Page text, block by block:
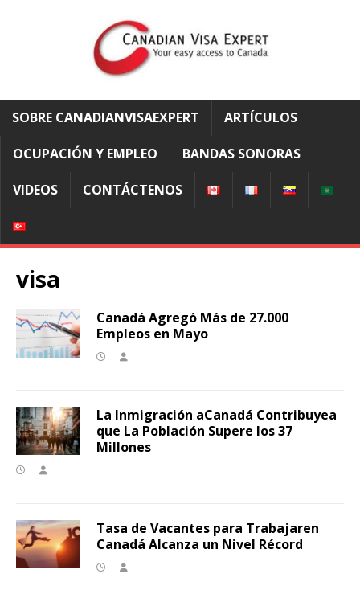
SOBRE CANADIANVISAEXPERT ARTÍCULOS
OCUPACIÓN Y EMPLEO BANDAS SONORAS
VIDEOS CONTÁCTENOS
visa
Canadá Agregó Más de 27.000
Empleos en Mayo
La Inmigración aCanadá Contribuyea
que La Población Supere los 37
Millones
Tasa de Vacantes para Trabajaren
Canadá Alcanza un Nivel Récord